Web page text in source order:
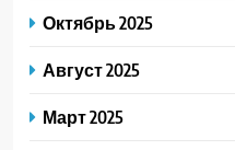
Октябрь 2025
Август 2025
Март 2025